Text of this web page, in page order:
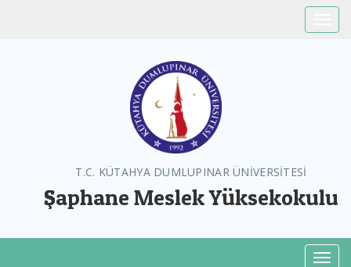
T.C. KÜTAHYA DUMLUPINAR ÜNİVERSİTESİ
Şaphane Meslek Yüksekokulu